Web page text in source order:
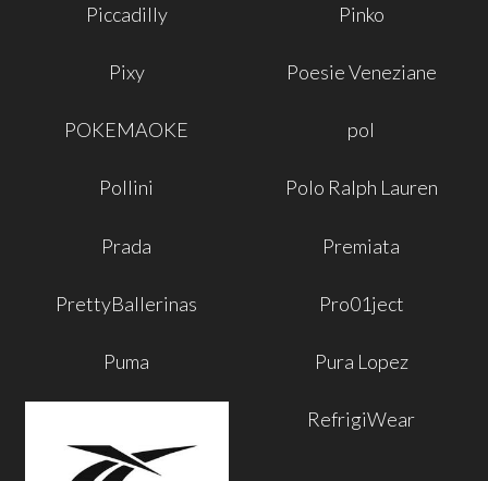
Piccadilly Pinko
Pixy Poesie Veneziane
POKEMAOKE pol
Pollini Polo Ralph Lauren
Prada Premiata
PrettyBallerinas Pro01ject
Puma Pura Lopez
RefrigiWear